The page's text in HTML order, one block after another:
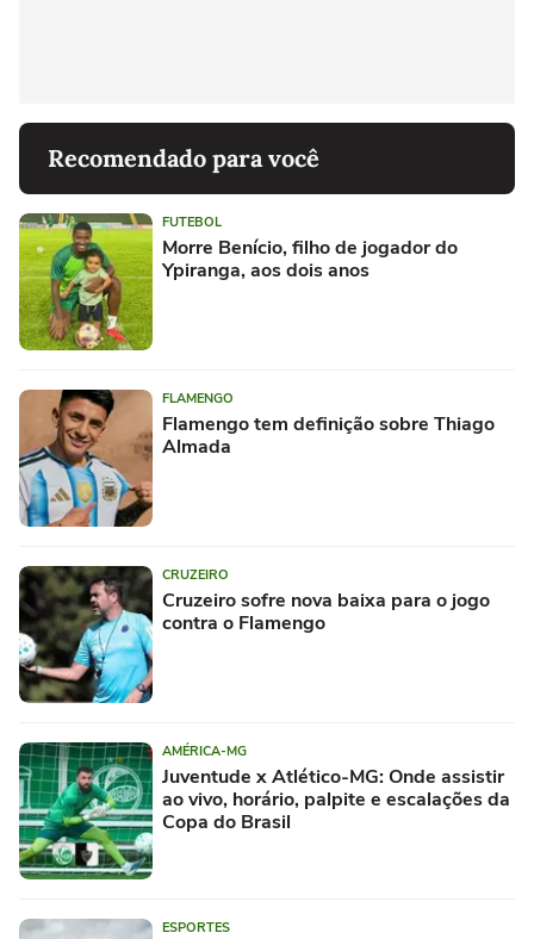
Recomendado para você
FUTEBOL
Morre Benício, filho de jogador do
Ypiranga, aos dois anos
FLAMENGO
Flamengo tem definição sobre Thiago
Almada
CRUZEIRO
Cruzeiro sofre nova baixa para o jogo
contra o Flamengo
AMÉRICA-MG
Juventude x Atlético-MG: Onde assistir
ao vivo, horário, palpite e escalações da
Copa do Brasil
ESPORTES